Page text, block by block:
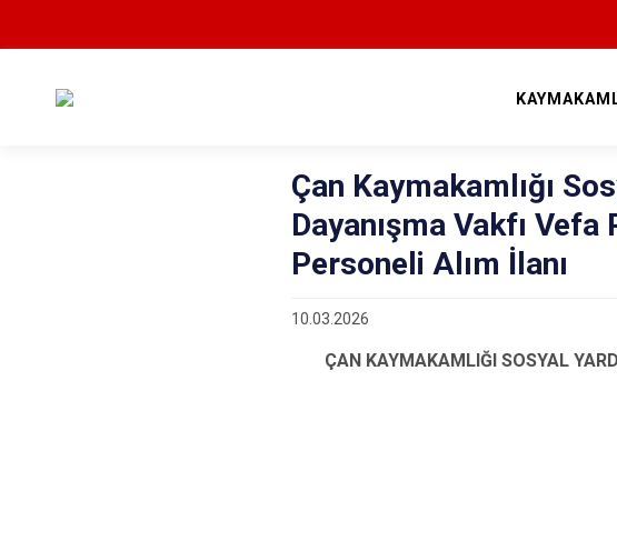
Çan Kaymakamlığı
Dayanışma Vakfı
Personeli Alım İlanı
10.03.2026
ÇAN KAYMAKAMLIĞI SOSYAL